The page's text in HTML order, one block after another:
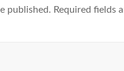
published. Required fields